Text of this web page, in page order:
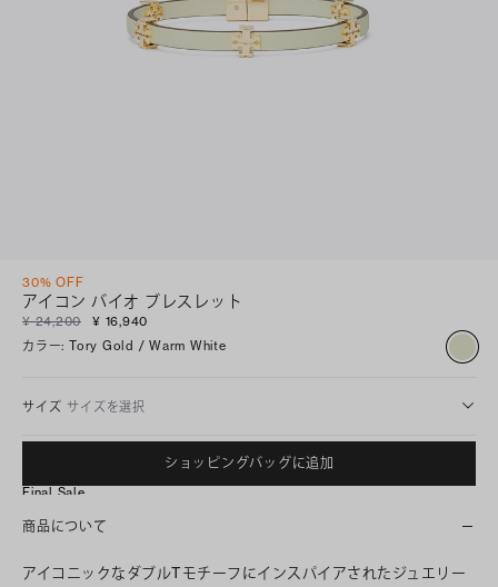
30% OFF
アイコン バイオ ブレスレット
¥ 24,200
¥ 16,940
カラー: Tory Gold / Warm White
サイズ サイズを選択
ショッピングバッグに追加
Final Sale
商品について
アイコニックなダブルTモチーフにインスパイアされたジュエリー